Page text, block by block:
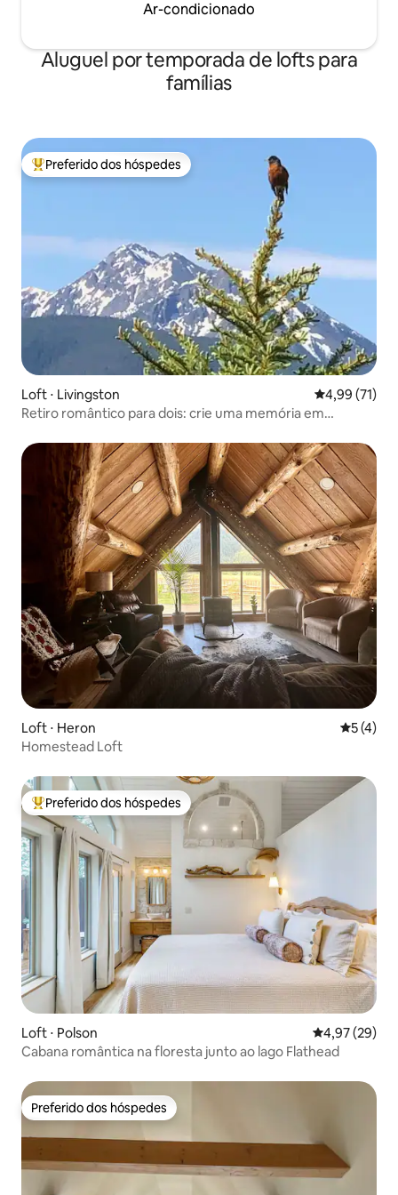
Ar-condicionado
Aluguel por temporada de lofts para
famílias
Entre os melhores preferidos dos hóspedes
Preferido dos hóspedes
Loft ⋅ Livingston 4,99 de uma
4,99 (71)
Retiro romântico para dois: crie uma memória em
Loft ⋅ Heron 5 de
5 (4)
Homestead Loft
Entre os melhores preferidos dos hóspedes
Preferido dos hóspedes
Loft ⋅ Polson 4,97 de uma
4,97 (29)
Cabana romântica na floresta junto ao lago Flathead
Preferido dos hóspedes
Preferido dos hóspedes